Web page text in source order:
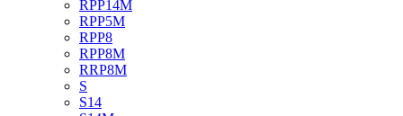
RPP14M
RPP5M
RPP8
RPP8M
RRP8M
S
S14